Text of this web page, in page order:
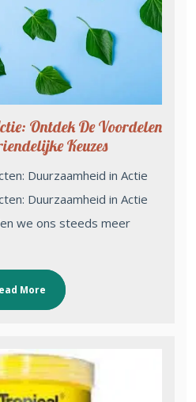
Ontdek De Voordelen
Keuzes
Duurzaamheid in Actie
Duurzaamheid in Actie
we ons steeds meer
More